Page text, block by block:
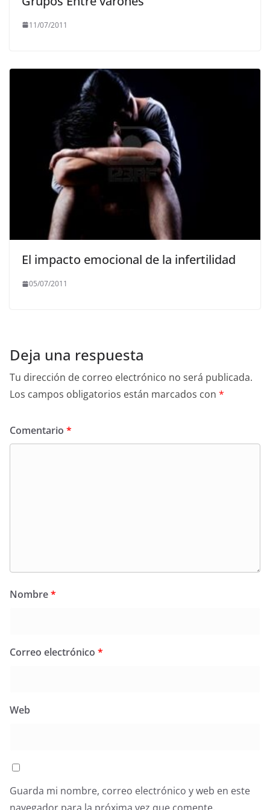
11/07/2011
El impacto emocional de la infertilidad
05/07/2011
Deja una respuesta
Tu dirección de correo electrónico no será publicada.
Los campos obligatorios están marcados con *
Comentario *
Nombre*
Correo electrónico *
Web
Guarda mi nombre, correo electrónico y web en este